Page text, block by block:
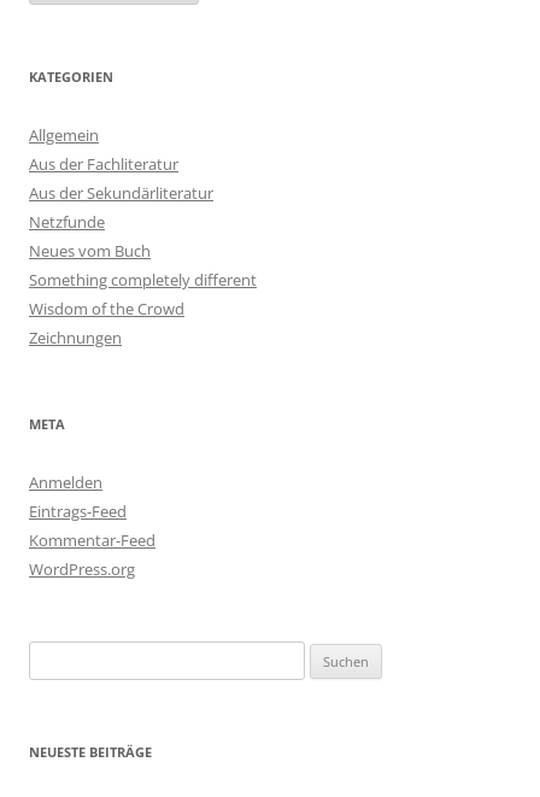
KATEGORIEN
Allgemein
Aus der Fachliteratur
Aus der Sekundärliteratur
Netzfunde
Neues vom Buch
Something completely different
Wisdom of the Crowd
Zeichnungen
META
Anmelden
Eintrags-Feed
Kommentar-Feed
WordPress.org
nach:
NEUESTE BEITRÄGE